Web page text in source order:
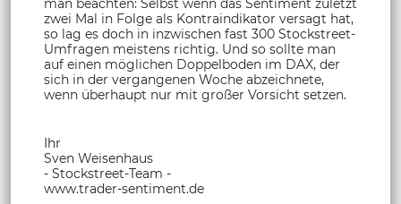
man beachten: Selbst wenn das Sentiment zuletzt
zwei Mal in Folge als Kontraindikator versagt hat,
so lag es doch in inzwischen fast 300 Stockstreet-
Umfragen meistens richtig. Und so sollte man
auf einen möglichen Doppelboden im DAX, der
sich in der vergangenen Woche abzeichnete,
wenn überhaupt nur mit großer Vorsicht setzen.
Ihr
Sven Weisenhaus
- Stockstreet-Team -
www.trader-sentiment.de